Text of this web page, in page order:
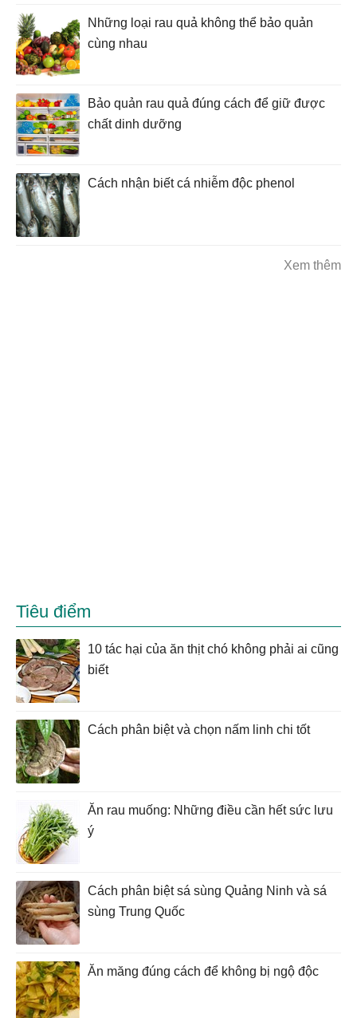
Những loại rau quả không thể bảo quản
cùng nhau
Bảo quản rau quả đúng cách để giữ được
chất dinh dưỡng
Cách nhận biết cá nhiễm độc phenol
Xem thêm
Tiêu điểm
10 tác hại của ăn thịt chó không phải ai cũng
biết
Cách phân biệt và chọn nấm linh chi tốt
Ăn rau muống: Những điều cần hết sức lưu
ý
Cách phân biệt sá sùng Quảng Ninh và sá
sùng Trung Quốc
Ăn măng đúng cách để không bị ngộ độc